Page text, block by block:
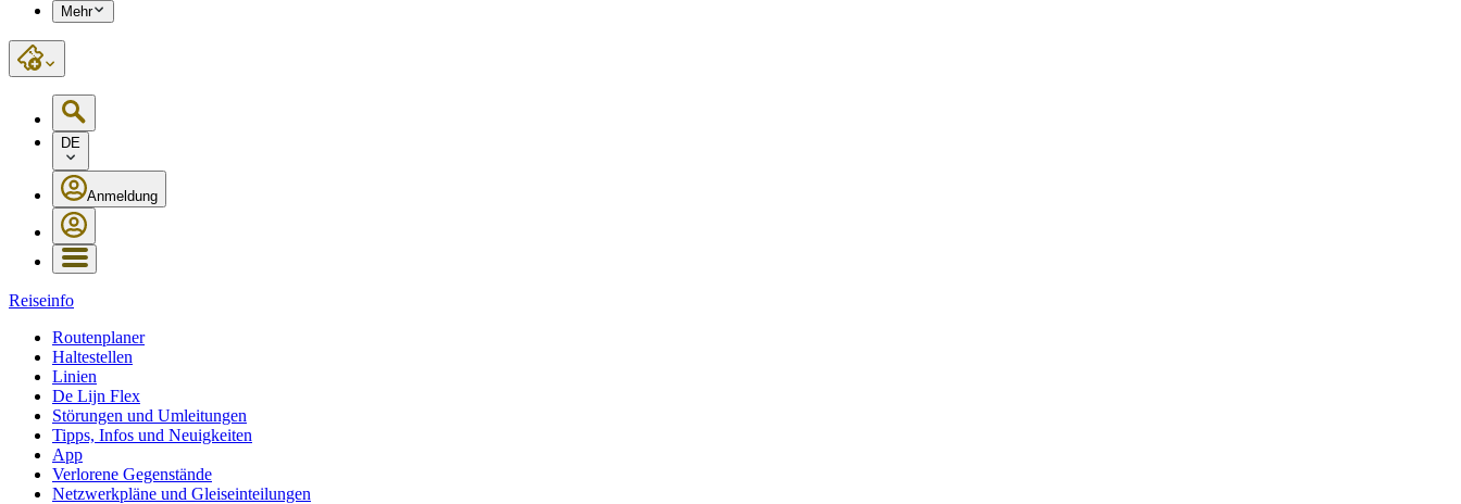
Mehr
DE
Anmeldung
Reiseinfo
Routenplaner
Haltestellen
Linien
De Lijn Flex
Störungen und Umleitungen
Tipps, Infos und Neuigkeiten
App
Verlorene Gegenstände
Netzwerkpläne und Gleiseinteilungen